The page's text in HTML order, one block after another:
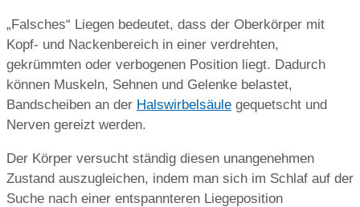
„Falsches“ Liegen bedeutet, dass der Oberkörper mit
Kopf- und Nackenbereich in einer verdrehten,
gekrümmten oder verbogenen Position liegt. Dadurch
können Muskeln, Sehnen und Gelenke belastet,
Bandscheiben an der Halswirbelsäule gequetscht und
Nerven gereizt werden.
Der Körper versucht ständig diesen unangenehmen
Zustand auszugleichen, indem man sich im Schlaf auf der
Suche nach einer entspannteren Liegeposition